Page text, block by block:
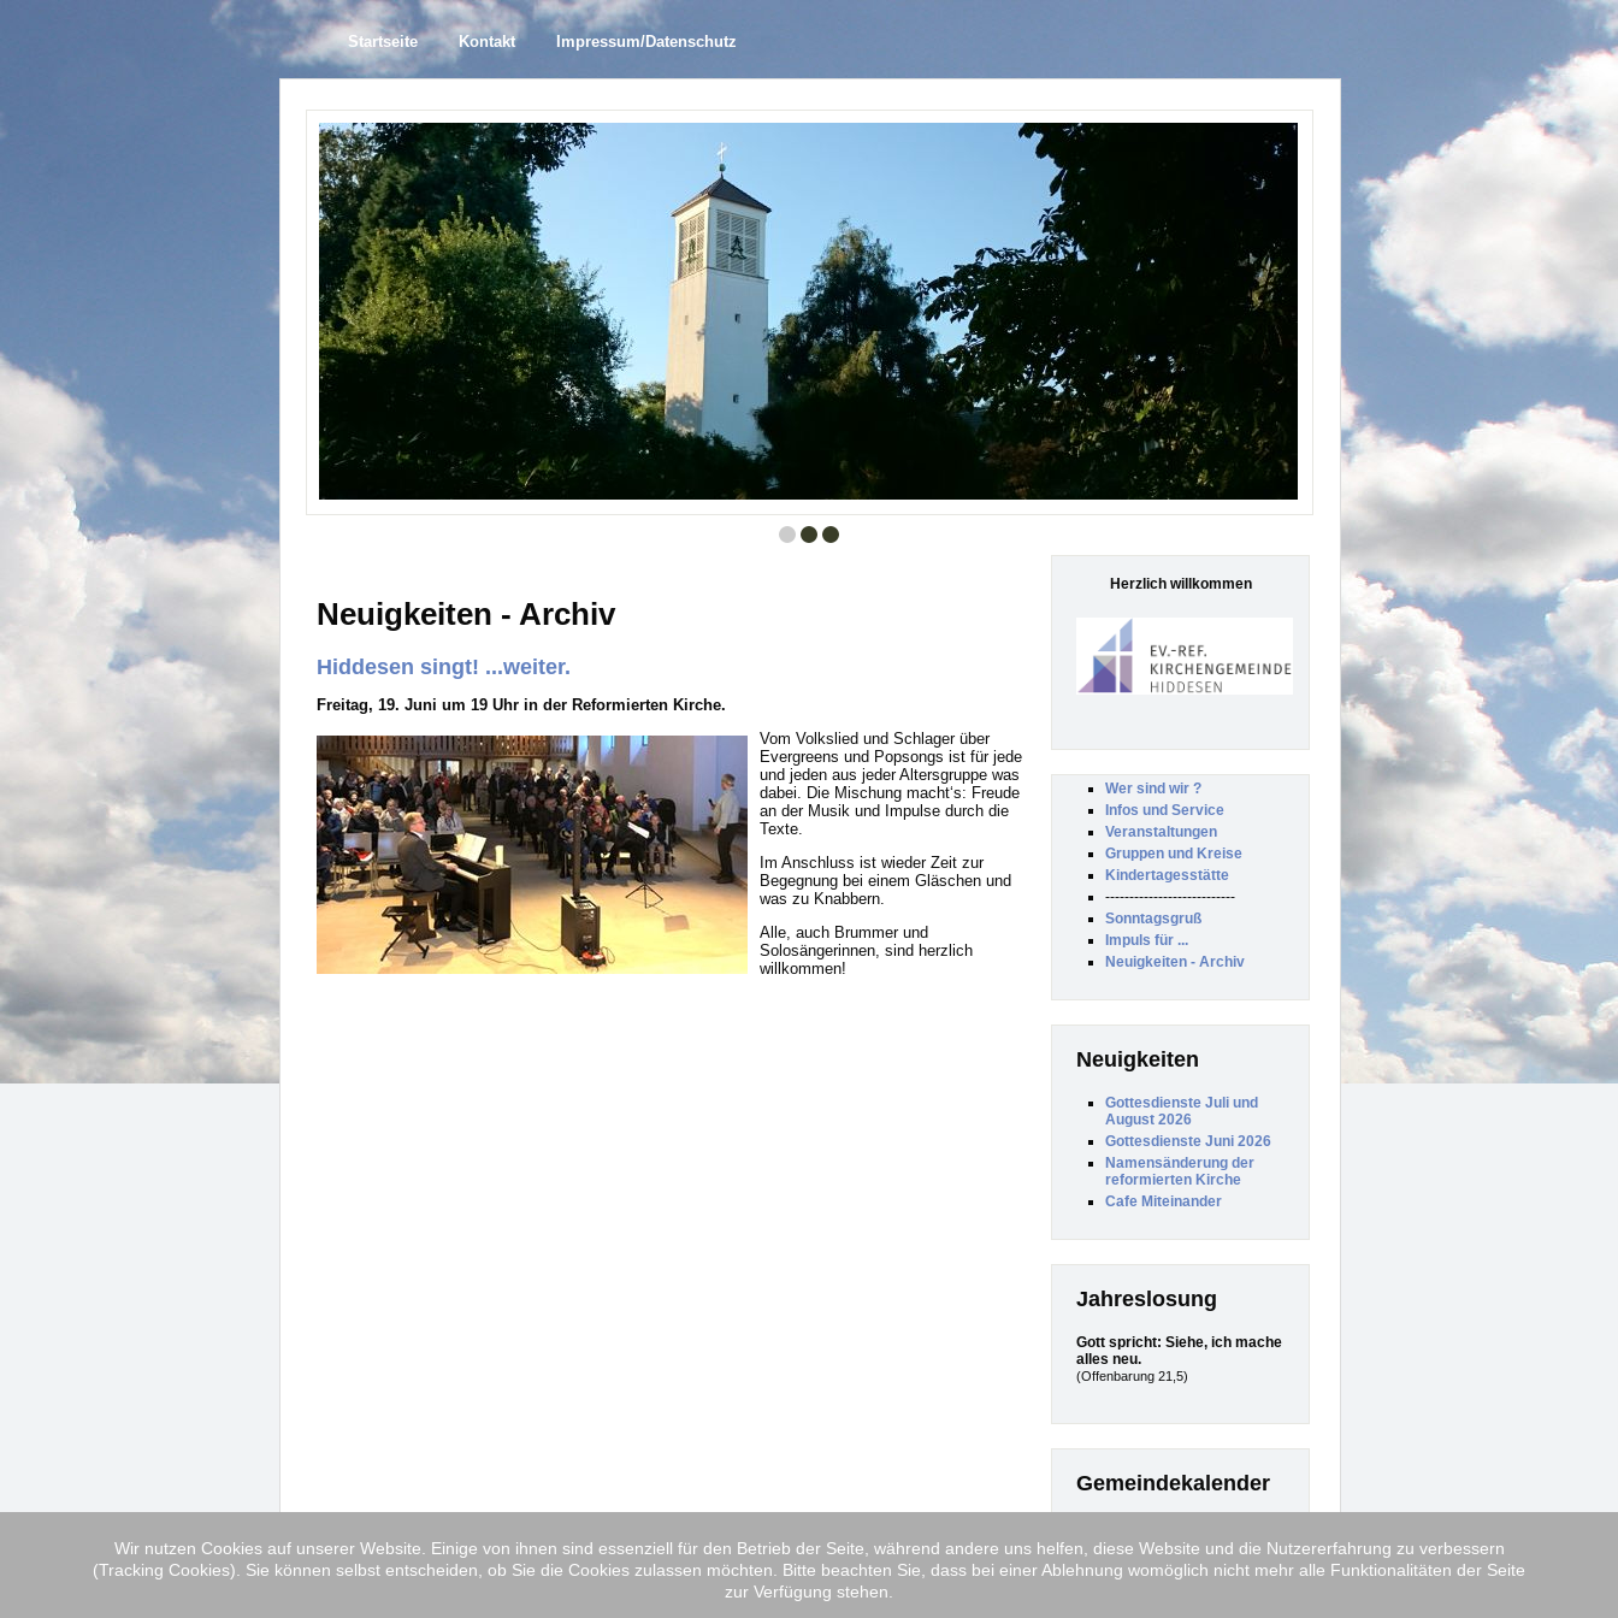
Startseite Kontakt Impressum/Datenschutz
Neuigkeiten - Archiv
Hiddesen singt! ...weiter.
Freitag, 19. Juni um 19 Uhr in der Reformierten Kirche.
Vom Volkslied und Schlager über
Evergreens und Popsongs ist für jede
und jeden aus jeder Altersgruppe was
dabei. Die Mischung macht‘s: Freude
an der Musik und Impulse durch die
Texte.
Im Anschluss ist wieder Zeit zur
Begegnung bei einem Gläschen und
was zu Knabbern.
Alle, auch Brummer und
Solosängerinnen, sind herzlich
willkommen!
Herzlich willkommen
Wer sind wir ?
Infos und Service
Veranstaltungen
Gruppen und Kreise
Kindertagesstätte
---------------------------
Sonntagsgruß
Impuls für ...
Neuigkeiten - Archiv
Neuigkeiten
Gottesdienste Juli und
August 2026
Gottesdienste Juni 2026
Namensänderung der
reformierten Kirche
Cafe Miteinander
Jahreslosung
Gott spricht: Siehe, ich mache
alles neu.
(Offenbarung 21,5)
Gemeindekalender
Terminen gefüllt.
Wir nutzen Cookies auf unserer Website. Einige von ihnen sind essenziell für den Betrieb der Seite, während andere uns helfen, diese Website und die Nutzererfahrung zu verbessern
(Tracking Cookies). Sie können selbst entscheiden, ob Sie die Cookies zulassen möchten. Bitte beachten Sie, dass bei einer Ablehnung womöglich nicht mehr alle Funktionalitäten der Seite
zur Verfügung stehen.